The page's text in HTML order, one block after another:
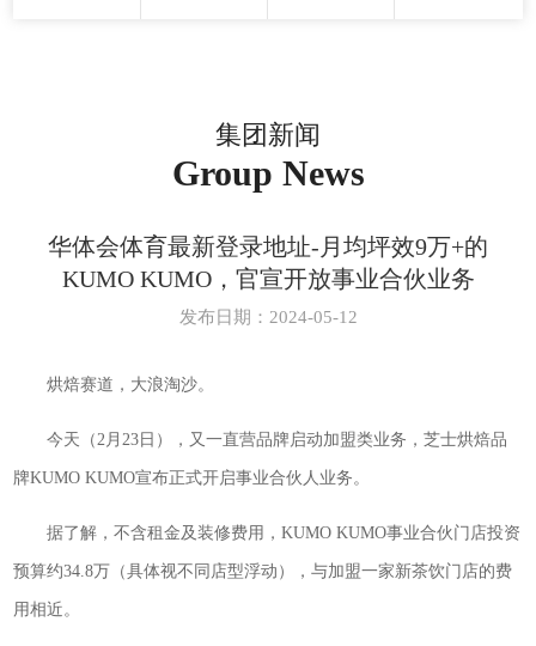
集团新闻
Group News
华体会体育最新登录地址-月均坪效9万+的
KUMO KUMO，官宣开放事业合伙业务
发布日期：2024-05-12
烘焙赛道，大浪淘沙。
今天（2月23日），又一直营品牌启动加盟类业务，芝士烘焙品
牌KUMO KUMO宣布正式开启事业合伙人业务。
据了解，不含租金及装修费用，KUMO KUMO事业合伙门店投资
预算约34.8万（具体视不同店型浮动），与加盟一家新茶饮门店的费
用相近。